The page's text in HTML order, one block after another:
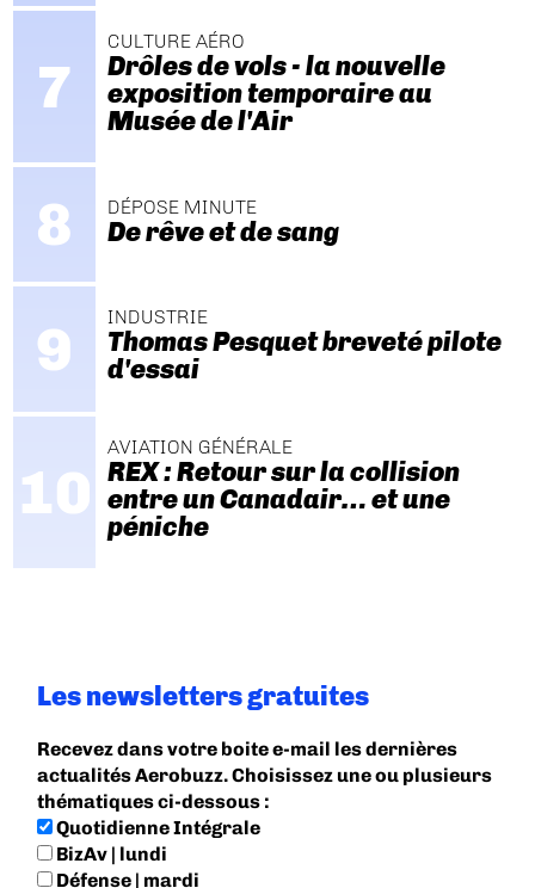
CULTURE AÉRO
Drôles de vols - la nouvelle
exposition temporaire au
Musée de l'Air
DÉPOSE MINUTE
De rêve et de sang
INDUSTRIE
Thomas Pesquet breveté pilote
d'essai
AVIATION GÉNÉRALE
REX : Retour sur la collision
entre un Canadair… et une
péniche
Les newsletters gratuites
Recevez dans votre boite e-mail les dernières
actualités Aerobuzz. Choisissez une ou plusieurs
thématiques ci-dessous :
Quotidienne Intégrale
BizAv | lundi
Défense | mardi